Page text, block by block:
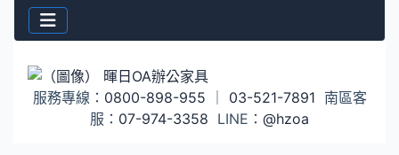
服務專線： 0800-898-955 03-521-7891 南區客
服： 07-974-3358 LINE： @hzoa